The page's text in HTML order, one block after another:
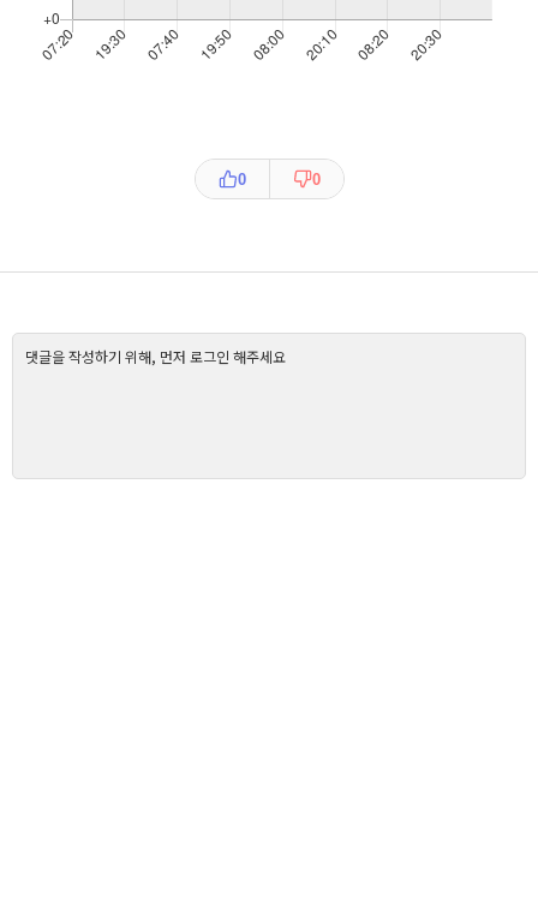
0 0
댓글을 작성하기 위해, 먼저 로그인 해주세요